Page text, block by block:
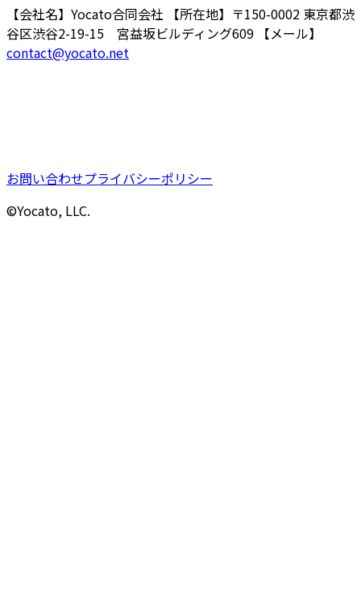
【会社名】Yocato合同会社 【所在地】〒150-0002 東京都渋
谷区渋谷2-19-15 宮益坂ビルディング609 【メール】
contact@yocato.net
お問い合わせプライバシーポリシー
©Yocato, LLC.